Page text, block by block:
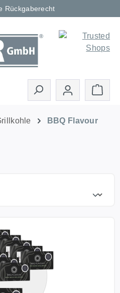
Rückgaberecht
BBQ Flavour